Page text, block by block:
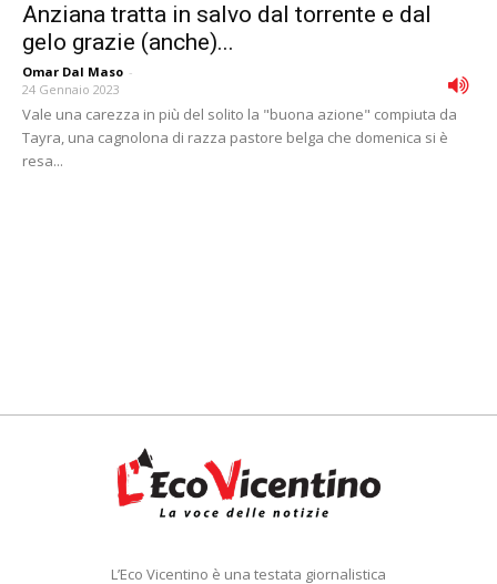
Anziana tratta in salvo dal torrente e dal
gelo grazie (anche)...
Omar Dal Maso -
24 Gennaio 2023
Vale una carezza in più del solito la "buona azione" compiuta da
Tayra, una cagnolona di razza pastore belga che domenica si è
resa...
L’Eco Vicentino è una testata giornalistica